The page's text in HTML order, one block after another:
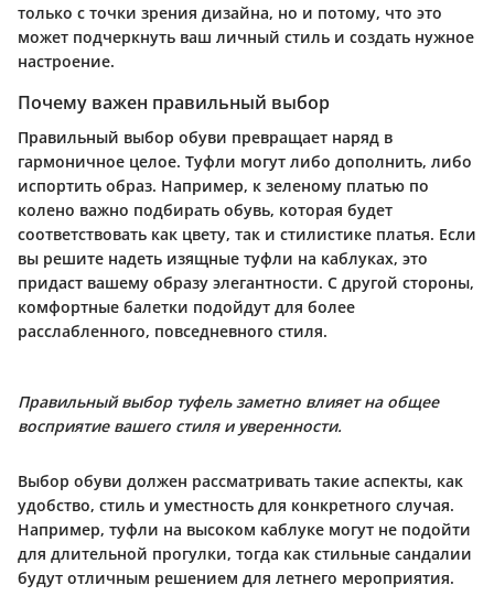
только с точки зрения дизайна, но и потому, что это
может подчеркнуть ваш личный стиль и создать нужное
настроение.
Почему важен правильный выбор
Правильный выбор обуви превращает наряд в
гармоничное целое. Туфли могут либо дополнить, либо
испортить образ. Например, к зеленому платью по
колено важно подбирать обувь, которая будет
соответствовать как цвету, так и стилистике платья. Если
вы решите надеть изящные туфли на каблуках, это
придаст вашему образу элегантности. С другой стороны,
комфортные балетки подойдут для более
расслабленного, повседневного стиля.
Правильный выбор туфель заметно влияет на общее
восприятие вашего стиля и уверенности.
Выбор обуви должен рассматривать такие аспекты, как
удобство, стиль и уместность для конкретного случая.
Например, туфли на высоком каблуке могут не подойти
для длительной прогулки, тогда как стильные сандалии
будут отличным решением для летнего мероприятия.